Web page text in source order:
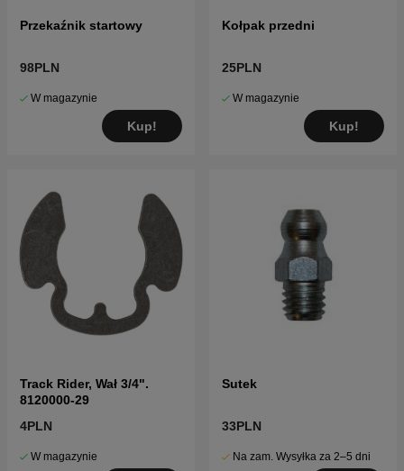
Przekaźnik startowy
98PLN
W magazynie
Kup!
Kołpak przedni
25PLN
W magazynie
Kup!
Track Rider, Wał 3/4".
8120000-29
4PLN
W magazynie
Sutek
33PLN
Na zam. Wysyłka za 2–5 dni